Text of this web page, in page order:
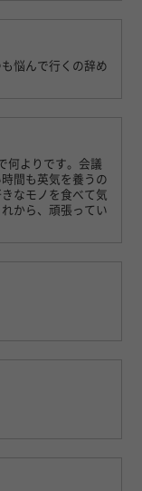
悩んで行くの辞め
何よりです。会議
間も英気を養うの
なモノを食べて気
から、頑張ってい